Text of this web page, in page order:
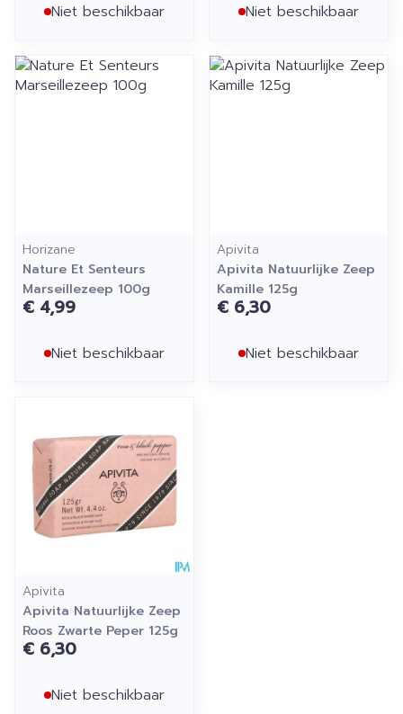
Niet beschikbaar Niet beschikbaar
Horizane
Nature Et Senteurs
Marseillezeep 100g
€ 4,99
Niet beschikbaar
Apivita
Apivita Natuurlijke Zeep
Kamille 125g
€ 6,30
Niet beschikbaar
Apivita
Apivita Natuurlijke Zeep
Roos Zwarte Peper 125g
€ 6,30
Niet beschikbaar